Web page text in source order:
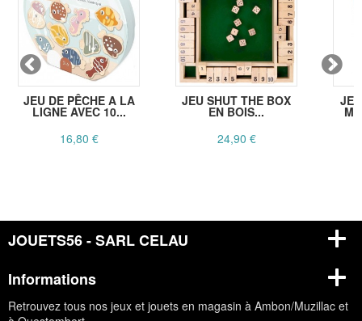
JEU DE PÊCHE A LA
LIGNE AVEC 10...
16,80 €
JEU SHUT THE BOX
EN BOIS...
24,90 €
JOUETS56 - SARL CELAU
Informations
Retrouvez tous nos jeux et jouets en magasin à Ambon/Muzillac et